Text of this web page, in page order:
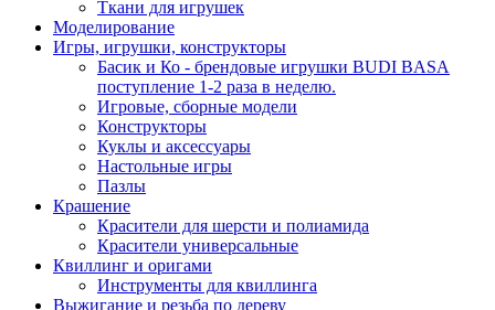
Ткани для игрушек
Моделирование
Игры, игрушки, конструкторы
Басик и Ко - брендовые игрушки BUDI BASA
поступление 1-2 раза в неделю.
Игровые, сборные модели
Конструкторы
Куклы и аксессуары
Настольные игры
Пазлы
Крашение
Красители для шерсти и полиамида
Красители универсальные
Квиллинг и оригами
Инструменты для квиллинга
Выжигание и резьба по дереву